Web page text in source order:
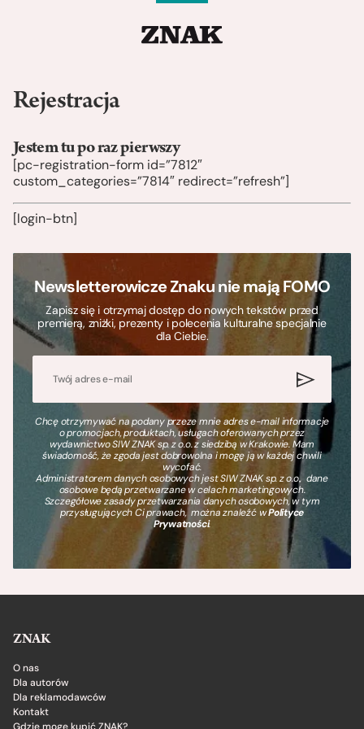
Rejestracja
Jestem tu po raz pierwszy
[pc-registration-form id=”7812″
custom_categories=”7814″ redirect=”refresh”]
[login-btn]
Newsletterowicze Znaku nie mają FOMO
Zapisz się i otrzymaj dostęp do nowych tekstów przed
premierą, zniżki, prezenty i polecenia kulturalne specjalnie
dla Ciebie.
Chcę otrzymywać na podany przeze mnie adres e-mail informacje
o promocjach, produktach, usługach oferowanych przez
wydawnictwo SIW ZNAK sp. z o.o. z siedzibą w Krakowie. Mam
świadomość, że zgoda jest dobrowolna i mogę ją w każdej chwili
wycofać.
Administratorem danych osobowych jest SIW ZNAK sp. z o.o., dane
osobowe będą przetwarzane w celach marketingowych.
Szczegółowe zasady przetwarzania danych osobowych, w tym
przysługujących Ci prawach, można znaleźć wPolityce
Prywatności.
ZNAK
O nas
Dla autorów
Dla reklamodawców
Kontakt